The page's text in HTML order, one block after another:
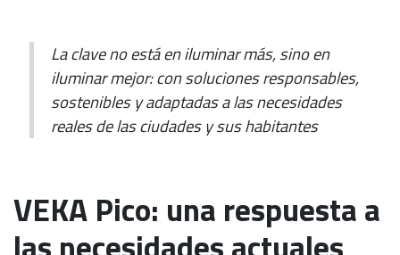
La clave no está en iluminar más, sino en
iluminar mejor: con soluciones responsables,
sostenibles y adaptadas a las necesidades
reales de las ciudades y sus habitantes
VEKA Pico: una respuesta a